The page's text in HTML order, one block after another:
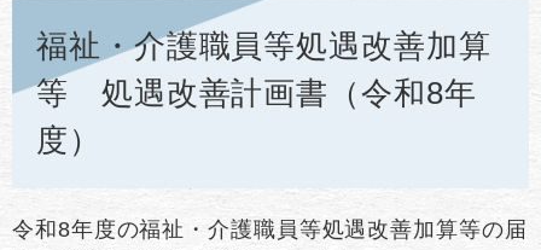
福祉・介護職員等処遇改善加算
等 処遇改善計画書（令和8年
度）
令和8年度の福祉・介護職員等処遇改善加算等の届